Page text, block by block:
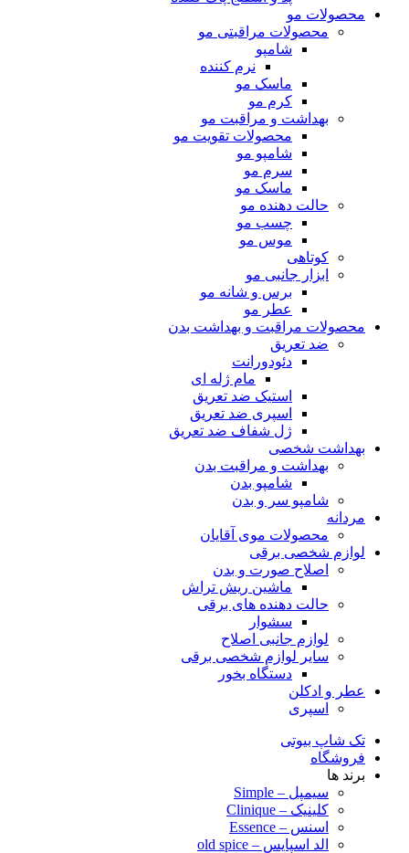
محصولات مو
محصولات مراقبتی مو
شامپو
نرم کننده
ماسک مو
کرم مو
بهداشت و مراقبت مو
محصولات تقویت مو
شامپو مو
سرم مو
ماسک مو
حالت دهنده مو
چسب مو
موس مو
کوتاهی
ابزار جانبی مو
برس و شانه مو
عطر مو
محصولات مراقبت و بهداشت بدن
ضد تعریق
دئودورانت
مام ژله ای
استیک ضد تعریق
اسپری ضد تعریق
ژل شفاف ضد تعریق
بهداشت شخصی
بهداشت و مراقبت بدن
شامپو بدن
شامپو سر و بدن
مردانه
محصولات موی آقایان
لوازم شخصی برقی
اصلاح صورت و بدن
ماشین ریش تراش
حالت دهنده های برقی
سشوار
لوازم جانبی اصلاح
سایر لوازم شخصی برقی
دستگاه بخور
عطر و ادکلن
اسپری
تک شاپ بیوتی
فروشگاه
برند ها
سیمپل – Simple
کلینیک – Clinique
اسنس – Essence
الد اسپایس – old spice